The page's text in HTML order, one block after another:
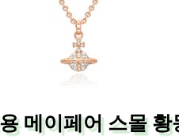
메이페어 스몰